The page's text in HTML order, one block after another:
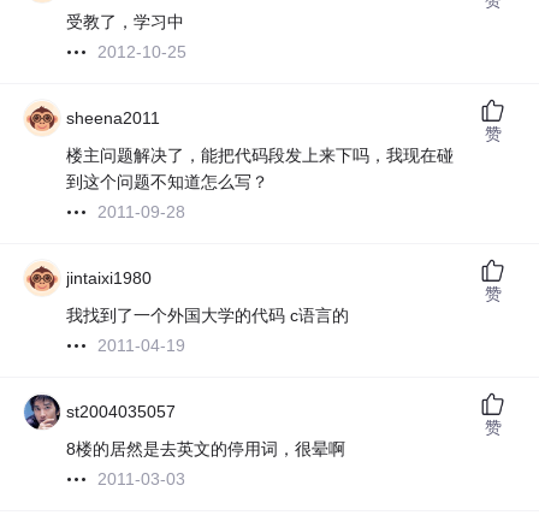
受教了，学习中
2012-10-25
sheena2011
楼主问题解决了，能把代码段发上来下吗，我现在碰
到这个问题不知道怎么写？
2011-09-28
赞
jintaixi1980
我找到了一个外国大学的代码 c语言的
2011-04-19
赞
st2004035057
8楼的居然是去英文的停用词，很晕啊
2011-03-03
赞